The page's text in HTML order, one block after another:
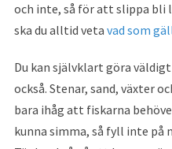
och inte, så för att slippa bli
ska du alltid veta vad som
Du kan självklart göra
också. Stenar, sand, växter
bara ihåg att fiskarna
kunna simma, så fyll inte på